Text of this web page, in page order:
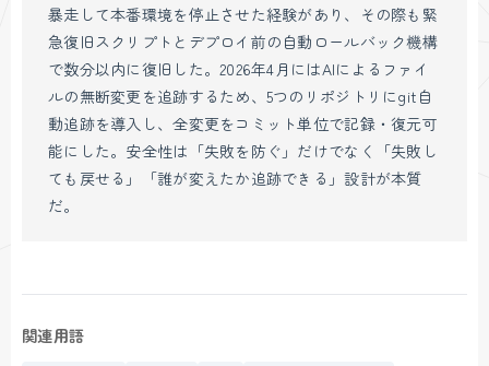
暴走して本番環境を停止させた経験があり、その際も緊
急復旧スクリプトとデプロイ前の自動ロールバック機構
で数分以内に復旧した。2026年4月にはAIによるファイ
ルの無断変更を追跡するため、5つのリポジトリにgit自
動追跡を導入し、全変更をコミット単位で記録・復元可
能にした。安全性は「失敗を防ぐ」だけでなく「失敗し
ても戻せる」「誰が変えたか追跡できる」設計が本質
だ。
関連用語